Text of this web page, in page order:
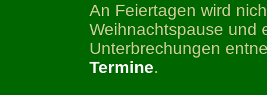
An Feiertagen wird
Weihnachtspause und
Unterbrechungen
Termine.